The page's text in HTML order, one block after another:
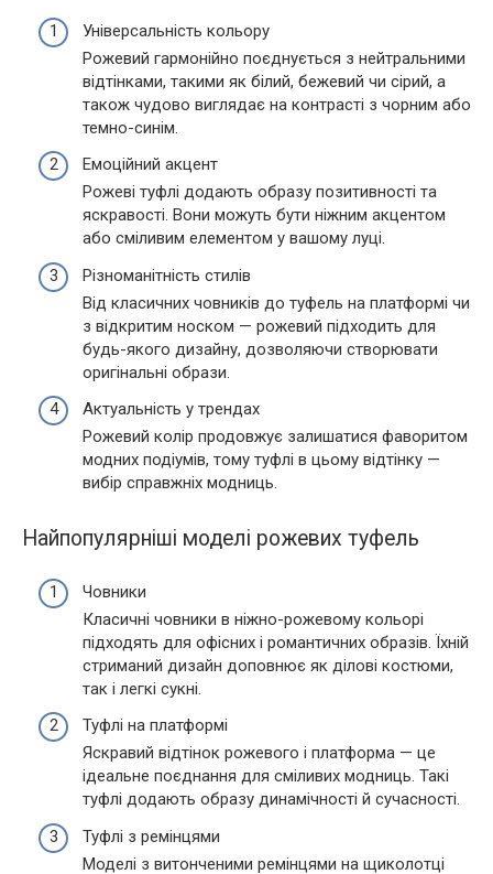
Універсальність кольору
Рожевий гармонійно поєднується з нейтральними
відтінками, такими як білий, бежевий чи сірий, а
також чудово виглядає на контрасті з чорним або
темно-синім.
Емоційний акцент
Рожеві туфлі додають образу позитивності та
яскравості. Вони можуть бути ніжним акцентом
або сміливим елементом у вашому луці.
Різноманітність стилів
Від класичних човників до туфель на платформі чи
з відкритим носком — рожевий підходить для
будь-якого дизайну, дозволяючи створювати
оригінальні образи.
Актуальність у трендах
Рожевий колір продовжує залишатися фаворитом
модних подіумів, тому туфлі в цьому відтінку —
вибір справжніх модниць.
Найпопулярніші моделі рожевих туфель
Човники
Класичні човники в ніжно-рожевому кольорі
підходять для офісних і романтичних образів. Їхній
стриманий дизайн доповнює як ділові костюми,
так і легкі сукні.
Туфлі на платформі
Яскравий відтінок рожевого і платформа — це
ідеальне поєднання для сміливих модниць. Такі
туфлі додають образу динамічності й сучасності.
Туфлі з ремінцями
Моделі з витонченими ремінцями на щиколотці